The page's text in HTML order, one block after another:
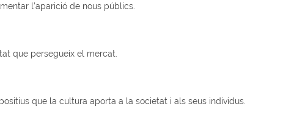
l’aparició de nous públics.
persegueix el mercat.
que la cultura aporta a la societat i als seus individus.